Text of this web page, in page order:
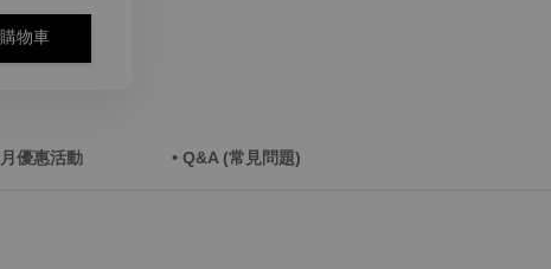
物車
優惠活動 • Q&A (常見問題)